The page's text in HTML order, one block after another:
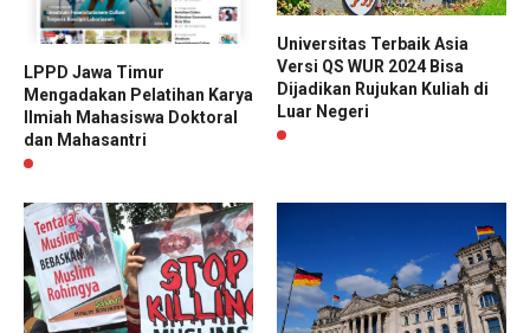
LPPD Jawa Timur
Mengadakan Pelatihan Karya
Ilmiah Mahasiswa Doktoral
dan Mahasantri
Universitas Terbaik Asia
Versi QS WUR 2024 Bisa
Dijadikan Rujukan Kuliah di
Luar Negeri